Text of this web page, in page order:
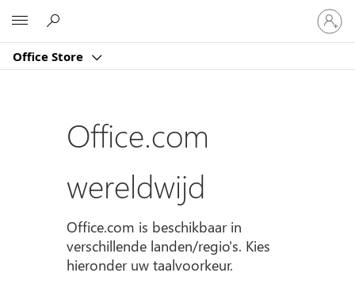
Office Store
Meld
je
aan
je
Office.com
wereldwijd
Office.com is beschikbaar in
verschillende landen/regio's. Kies
hieronder uw taalvoorkeur.